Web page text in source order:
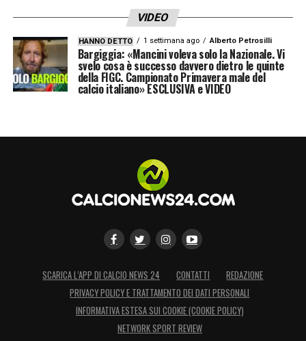
VIDEO
HANNO DETTO 1 settimana ago Alberto Petrosilli
Bargiggia: «Mancini voleva solo la Nazionale. Vi
svelo cosa è successo davvero dietro le quinte
della FIGC. Campionato Primavera male del
calcio italiano» ESCLUSIVA e VIDEO
SCARICA L’APP DI CALCIO NEWS 24 CONTATTI
REDAZIONE
PRIVACY POLICY E TRATTAMENTO DEI DATI PERSONALI
INFORMATIVA ESTESA SUI COOKIE (COOKIE POLICY)
NETWORK SPORT REVIEW